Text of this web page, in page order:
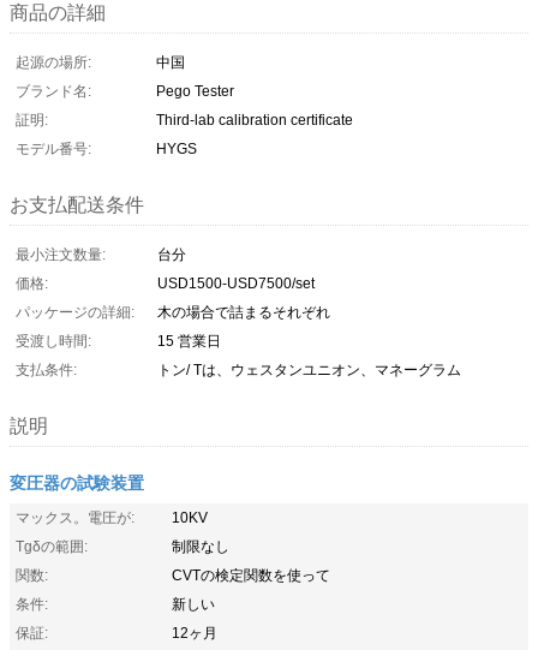
商品の詳細
起源の場所:
中国
ブランド名:
Pego Tester
証明:
Third-lab calibration certificate
モデル番号:
HYGS
お支払配送条件
最小注文数量:
台分
価格:
USD1500-USD7500/set
パッケージの詳細:
木の場合で詰まるそれぞれ
受渡し時間:
15 営業日
支払条件:
トン/ Tは、ウェスタンユニオン、マネーグラム
説明
変圧器の試験装置
マックス。電圧が:
10KV
Tgδの範囲:
制限なし
関数:
CVTの検定関数を使って
条件:
新しい
保証:
12ヶ月